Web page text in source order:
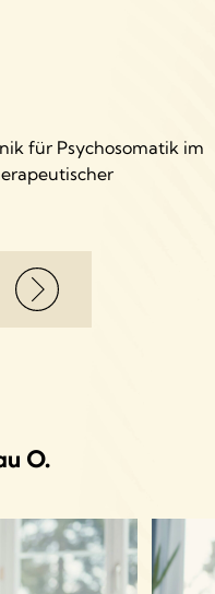
für Psychosomatik im
O.